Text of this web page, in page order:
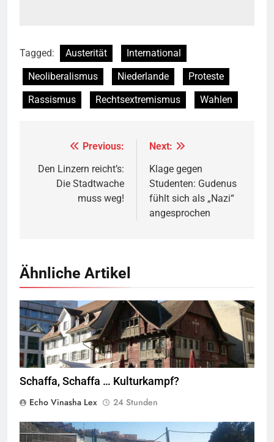
Tagged: Austerität
International
Neoliberalismus
Niederlande
Proteste
Rassismus
Rechtsextremismus Wahlen
Beitragsnavigation
Previous:
Den Linzern reicht’s:
Die Stadtwache
muss weg!
Next:
Klage gegen
Studenten: Gudenus
fühlt sich als „Nazi“
angesprochen
Ähnliche Artikel
Rotes Haus, Dornbirn,Quelle© Böhringer FriedrichCC BY-SA 2.5
Wikimedia Commons
Schaffa, Schaffa … Kulturkampf?
Echo Vinasha Lex
24 Stunden
Valla de la Frontera zwischen Ceuta und Marokko.Quelle©
Xemenendura, CA-
BY-SA-3.0